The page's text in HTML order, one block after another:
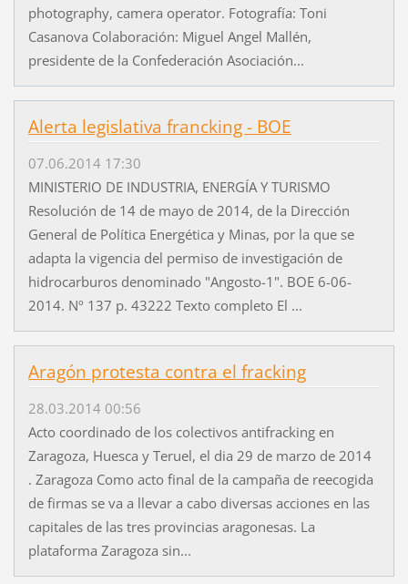
photography, camera operator. Fotografía: Toni
Casanova Colaboración: Miguel Angel Mallén,
presidente de la Confederación Asociación...
Alerta legislativa francking - BOE
07.06.2014 17:30
MINISTERIO DE INDUSTRIA, ENERGÍA Y TURISMO
Resolución de 14 de mayo de 2014, de la Dirección
General de Política Energética y Minas, por la que se
adapta la vigencia del permiso de investigación de
hidrocarburos denominado "Angosto-1". BOE 6-06-
2014. Nº 137 p. 43222 Texto completo El ...
Aragón protesta contra el fracking
28.03.2014 00:56
Acto coordinado de los colectivos antifracking en
Zaragoza, Huesca y Teruel, el dia 29 de marzo de 2014
. Zaragoza Como acto final de la campaña de reecogida
de firmas se va a llevar a cabo diversas acciones en las
capitales de las tres provincias aragonesas. La
plataforma Zaragoza sin...